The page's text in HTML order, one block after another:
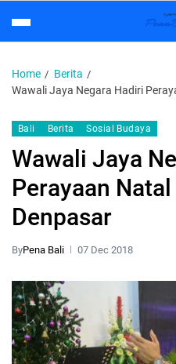
Home
Berita
Wawali Jaya Negara Hadiri
Bali Berita Sosial Budaya
Wawali Jaya
Perayaan
Denpasar
ByPena Bali 07 Dec 2018